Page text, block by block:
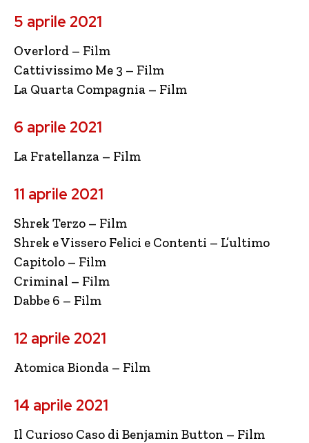
5 aprile 2021
Overlord – Film
Cattivissimo Me 3 – Film
La Quarta Compagnia – Film
6 aprile 2021
La Fratellanza – Film
11 aprile 2021
Shrek Terzo – Film
Shrek e Vissero Felici e Contenti – L’ultimo
Capitolo – Film
Criminal – Film
Dabbe 6 – Film
12 aprile 2021
Atomica Bionda – Film
14 aprile 2021
Il Curioso Caso di Benjamin Button – Film